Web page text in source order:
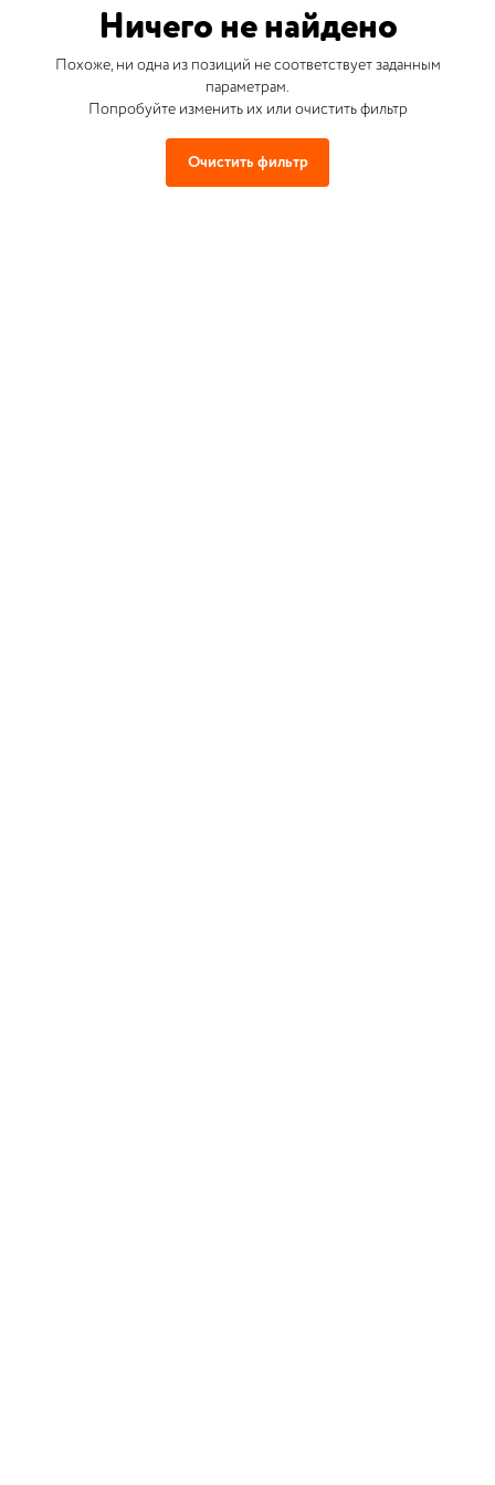
Ничего не найдено
Похоже, ни одна из позиций не соответствует заданным
параметрам.
Попробуйте изменить их или очистить фильтр
Очистить фильтр